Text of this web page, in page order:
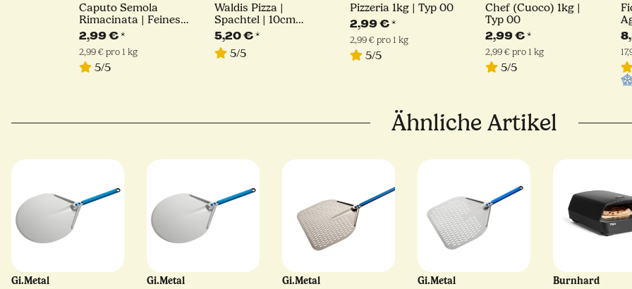
Caputo Semola
Rimacinata | Feines
Hartweizengrieß | 1kg
2,99 €*
2,99 € pro 1 kg
5/5
Waldis Pizza |
Spachtel | 10cm
Breite
5,20 €*
5/5
Pizzeria 1kg | Typ 00
2,99 €*
2,99 € pro 1 kg
5/5
Chef (Cuoco) 1kg |
Typ 00
2,99 €*
2,99 € pro 1 kg
5/5
Ähnliche Artikel
Gi.Metal Gi.Metal Gi.Metal Gi.Metal Burnhard